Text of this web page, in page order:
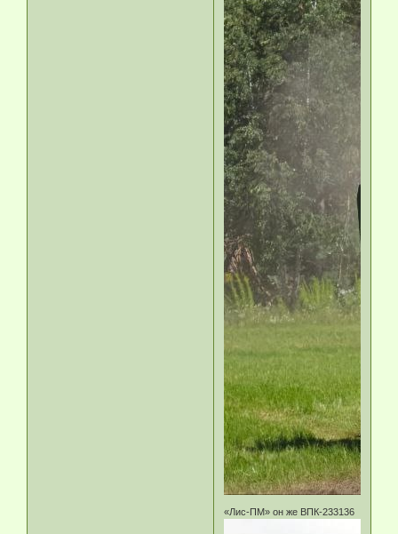
«Лис-ПМ» он же ВПК-233136